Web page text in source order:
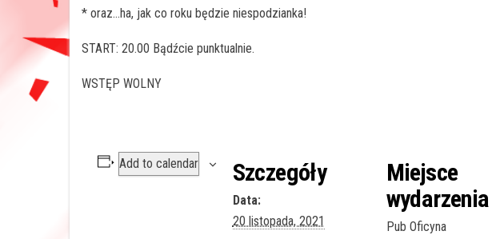
* oraz…ha, jak co roku będzie niespodzianka!
START: 20.00 Bądźcie punktualnie.
WSTĘP WOLNY
Add to calendar Szczegóły
Data:
20 listopada, 2021
Miejsce
wydarzenia
Pub Oficyna